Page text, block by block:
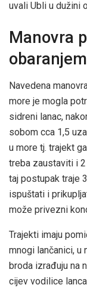
uvali Ubli u dužini
Manovra
Navedena
more je mogla
sidreni lanac,
sobom cca 1,5
u more tj. trajekt
treba zaustaviti i
taj postupak traje
ispuštati i
može privezni
Trajekti imaju
mnogi lančanici, u
broda izrađuju na
cijev vodilice